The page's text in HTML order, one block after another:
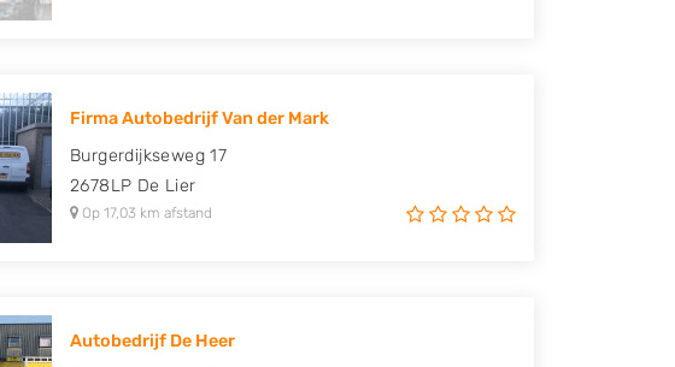
Firma Autobedrijf Van der Mark
Burgerdijkseweg 17
2678LP De Lier
Op 17,03 km afstand
Autobedrijf De Heer